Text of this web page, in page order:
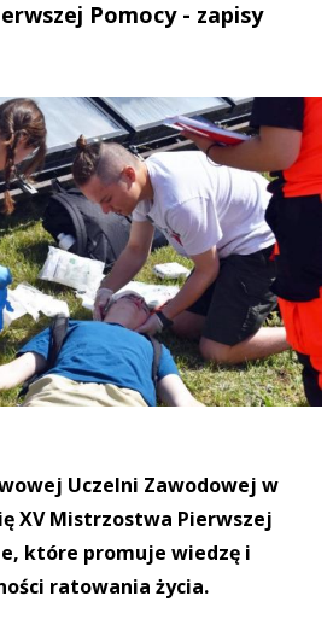
Pomocy - zapisy
Uczelni Zawodowej w
XV Mistrzostwa Pierwszej
które promuje wiedzę i
ratowania życia.